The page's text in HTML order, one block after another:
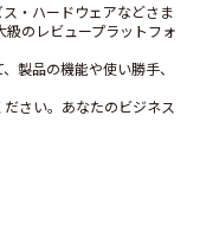
・ハードウェアなどさま
のレビュープラットフォ
製品の機能や使い勝手、
さい。あなたのビジネス